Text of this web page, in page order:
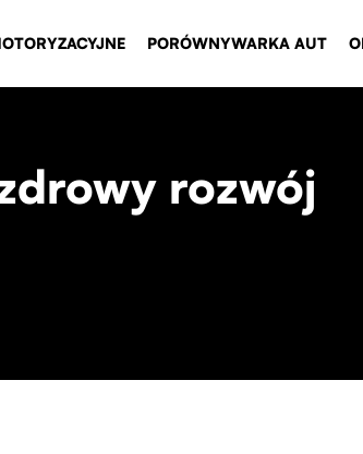
PORÓWNYWARKA AUT
rozwój